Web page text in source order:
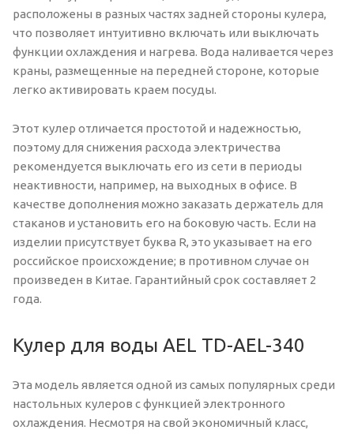
расположены в разных частях задней стороны кулера,
что позволяет интуитивно включать или выключать
функции охлаждения и нагрева. Вода наливается через
краны, размещенные на передней стороне, которые
легко активировать краем посуды.
Этот кулер отличается простотой и надежностью,
поэтому для снижения расхода электричества
рекомендуется выключать его из сети в периоды
неактивности, например, на выходных в офисе. В
качестве дополнения можно заказать держатель для
стаканов и установить его на боковую часть. Если на
изделии присутствует буква R, это указывает на его
российское происхождение; в противном случае он
произведен в Китае. Гарантийный срок составляет 2
года.
Кулер для воды AEL TD-AEL-340
Эта модель является одной из самых популярных среди
настольных кулеров с функцией электронного
охлаждения. Несмотря на свой экономичный класс,